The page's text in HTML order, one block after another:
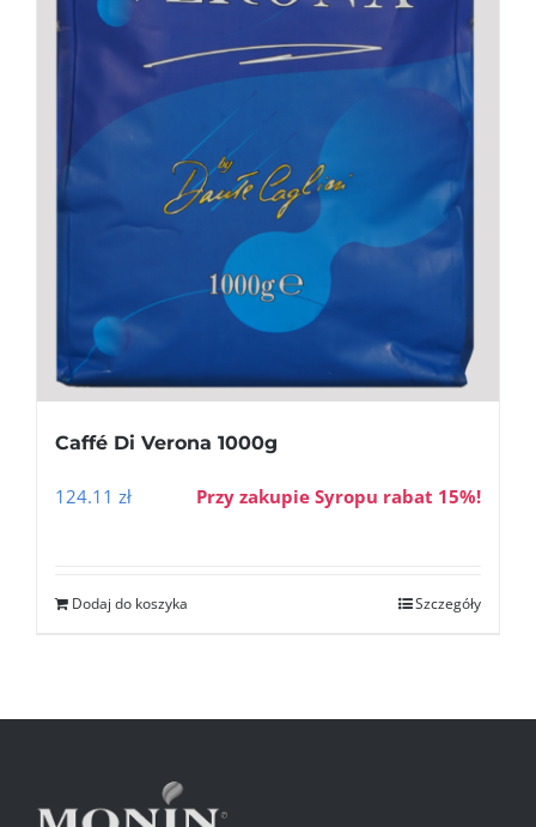
Caffé Di Verona 1000g
124.11 zł Przy zakupie Syropu rabat 15%!
Dodaj do koszyka Szczegóły